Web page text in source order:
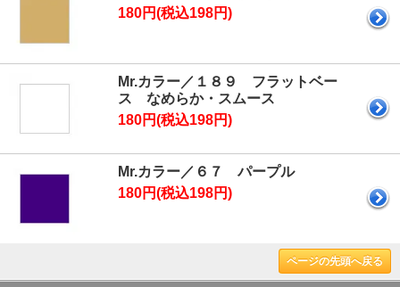
180円(税込198円)
Mr.カラー／１８９ フラットベー
ス なめらか・スムース
180円(税込198円)
Mr.カラー／６７ パープル
180円(税込198円)
ページの先頭へ戻る